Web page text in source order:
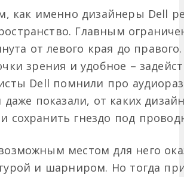
как именно дизайнеры Dell
Главным
от левого края до
зрения и удобное –
Dell помнили про
показали, от каких
сохранить гнездо под
местом для него
и шарниром. Но тогда